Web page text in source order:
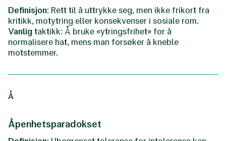
Definisjon: Rett til å uttrykke seg, men ikke frikort fra
kritikk, motytring eller konsekvenser i sosiale rom.
Vanligtaktikk: Å bruke «ytringsfrihet» for å
normalisere hat, mens man forsøker å kneble
motstemmer.
Å
Åpenhetsparadokset